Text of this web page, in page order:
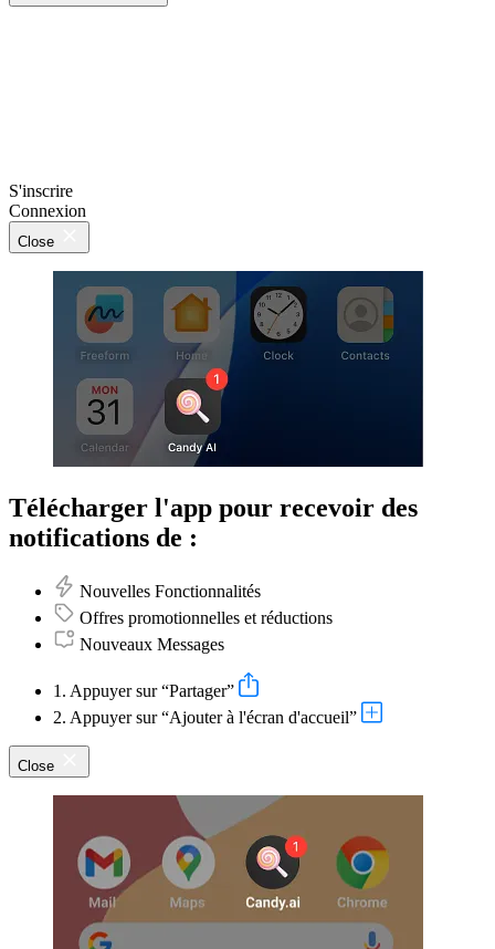
S'inscrire
Connexion
Close
Télécharger l'app pour recevoir des
notifications de :
Nouvelles Fonctionnalités
Offres promotionnelles et réductions
Nouveaux Messages
1. Appuyer sur “Partager”
2. Appuyer sur “Ajouter à l'écran d'accueil”
Close